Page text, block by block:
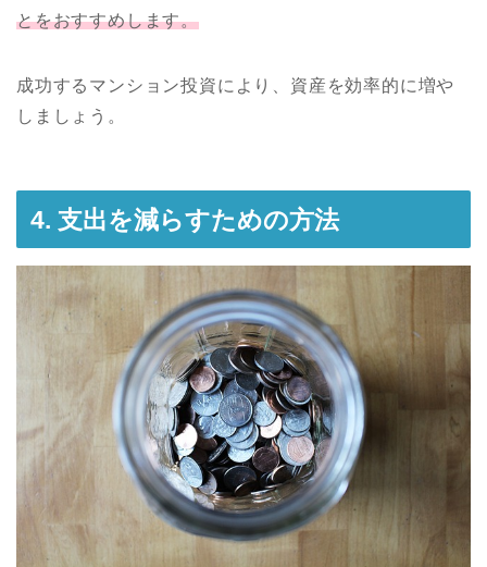
とをおすすめします。
成功するマンション投資により、資産を効率的に増や
しましょう。
4. 支出を減らすための方法